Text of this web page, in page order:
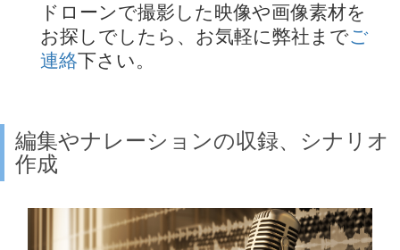
ドローンで撮影した映像や画像素材を
お探しでしたら、お気軽に弊社までご
連絡下さい。
編集やナレーションの収録、シナリオ
作成